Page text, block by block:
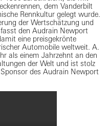
dem Vanderbilt
Rennkultur gelegt wurde.
der Wertschätzung und
den Audrain Newport
eine preisgekrönte
Automobile weltweit. A.
als einem Jahrzehnt an den
der Welt und ist stolz
des Audrain Newport